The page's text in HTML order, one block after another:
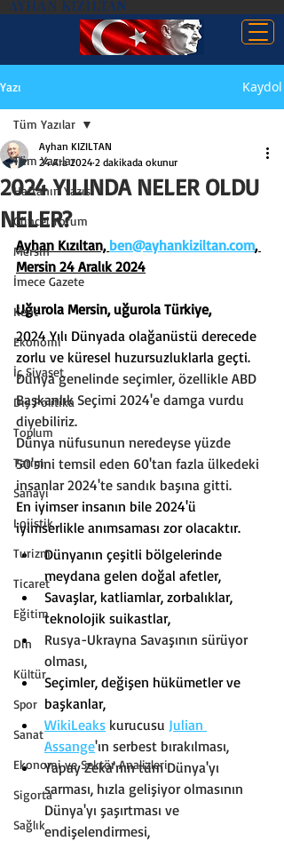
AYHAN KIZILTAN
Yazı Kaydol
Tüm Yazılar
Haftanın Yazısı
Güncel Yorum
Mersin
İmece Gazete
Kent
Ekonomi
İç Siyaset
Dış Politika
Toplum
Tarım
Sanayi
Lojistik
Turizm
Ticaret
Eğitim
Din
Kültür
Spor
Sanat
Ekonomi ve Sektör Analizleri
Sigorta
Sağlık
Tüm Yazılar
2024 YILINDA NELER OLDU
NELER?
Ayhan KIZILTAN
24 Ara 2024 2 dakikada okunur
Ayhan Kızıltan, ben@ayhankiziltan.com,
Mersin 24 Aralık 2024
Uğurola Mersin, uğurola Türkiye,
2024 Yılı Dünyada olağanüstü derecede
zorlu ve küresel huzursuzluklarla geçti.
Dünya genelinde seçimler, özellikle ABD
Başkanlık Seçimi 2024'e damga vurdu
diyebiliriz.
Dünya nüfusunun neredeyse yüzde
50'sini temsil eden 60'tan fazla ülkedeki
insanlar 2024'te sandık başına gitti.
En iyimser insanın bile 2024'ü
iyimserlikle anımsaması zor olacaktır.
Dünyanın çeşitli bölgelerinde
meydana gelen doğal afetler,
Savaşlar, katliamlar, zorbalıklar,
teknolojik suikastlar,
Rusya-Ukrayna Savaşının sürüyor
olması,
Seçimler, değişen hükümetler ve
başkanlar,
WikiLeaks kurucusu Julian
Assange'ın serbest bırakılması,
Yapay Zeka'nın tüm Dünya'yı
sarması, hızla gelişiyor olmasının
Dünya'yı şaşırtması ve
endişelendirmesi,